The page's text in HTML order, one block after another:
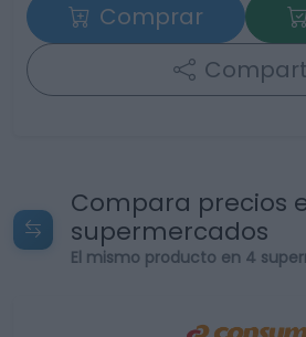
Comprar
Compara precios
supermercados
El mismo producto en 4